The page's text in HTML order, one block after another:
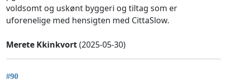
voldsomt og uskønt byggeri og tiltag som er
uforenelige med hensigten med CittaSlow.
Merete Kkinkvort(2025-05-30)
#90